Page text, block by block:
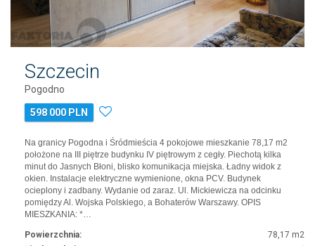
Szczecin
Pogodno
598 000 PLN
Na granicy Pogodna i Śródmieścia 4 pokojowe mieszkanie 78,17 m2
położone na III piętrze budynku IV piętrowym z cegły. Piechotą kilka
minut do Jasnych Błoni, blisko komunikacja miejska. Ładny widok z
okien. Instalacje elektryczne wymienione, okna PCV. Budynek
ocieplony i zadbany. Wydanie od zaraz. Ul. Mickiewicza na odcinku
pomiędzy Al. Wojska Polskiego, a Bohaterów Warszawy. OPIS
MIESZKANIA: *…
Powierzchnia:
78,17 m2